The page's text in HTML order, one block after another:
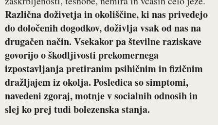
Različna doživetja in okoliščine, ki nas privedejo
do določenih dogodkov, doživlja vsak od nas na
drugačen način. Vsekakor pa številne raziskave
govorijo o škodljivosti prekomernega
izpostavljanja pretiranim psihičnim in fizičnim
dražljajem iz okolja. Posledica so simptomi,
navedeni zgoraj, motnje v socialnih odnosih in
slej ko prej tudi bolezenska stanja.